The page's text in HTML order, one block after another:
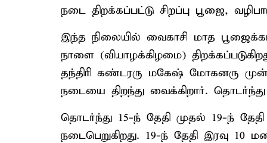
நடை திறக்கப்பட்டு சிறப்பு பூஜை,
இந்த நிலையில் வைகாசி மாத
நாளை (வியாழக்கிழமை)
தந்திரி கண்டரரு மகேஷ் மோகனரு
நடையை திறந்து வைக்கிறார். தொடர்ந்து
தொடர்ந்து 15-ந் தேதி முதல் 19-ந்
நடைபெறுகிறது. 19-ந் தேதி இரவு